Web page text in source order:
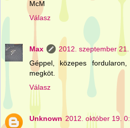
McM
Válasz
Max
2012. szeptember
Géppel, közepes
megköt.
Válasz
Unknown 2012. október 19.